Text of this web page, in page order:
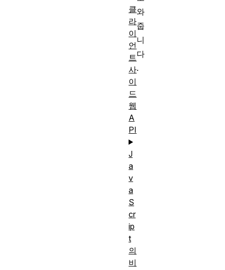
와
줍
니
다
.
클
라
이
언
트
사
이
드
웹
A
PI
J
a
v
a
S
cr
ip
t
의
비